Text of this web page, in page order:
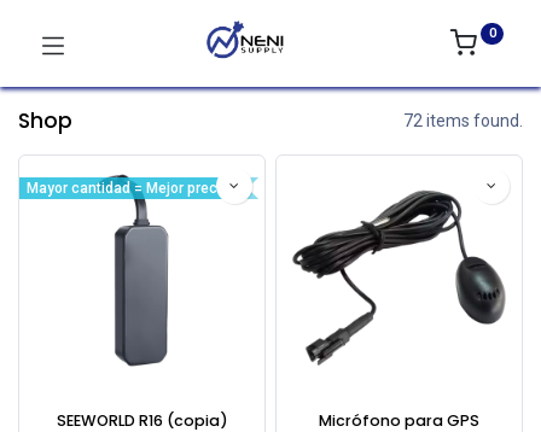
0
Shop 72 items found.
Mayor cantidad = Mejor precio
SEEWORLD R16 (copia) Micrófono para GPS